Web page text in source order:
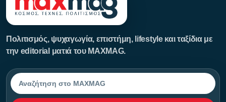
Πολιτισμός, ψυχαγωγία, επιστήμη, lifestyle και ταξίδια με
την editorial ματιά του MAXMAG.
Αναζήτηση